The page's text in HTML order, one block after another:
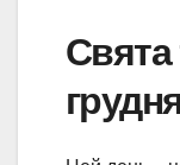
Свята